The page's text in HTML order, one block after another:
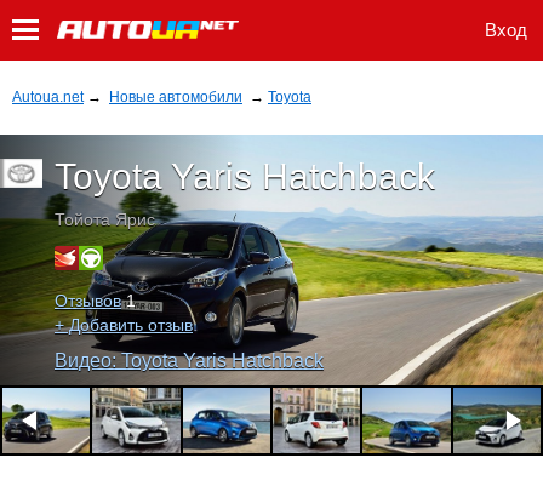
Вход
Autoua.net → Новые автомобили → Toyota
Toyota Yaris Hatchback
Тойота Ярис
Отзывов 1
+ Добавить отзыв
Видео: Toyota Yaris Hatchback